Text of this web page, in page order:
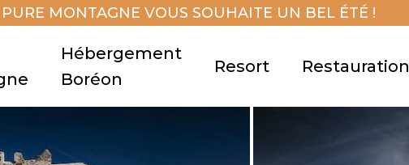
PURE MONTAGNE VOUS SOUHAITE UN BEL ÉTÉ !
Hébergement
Boréon
Resort Restauration